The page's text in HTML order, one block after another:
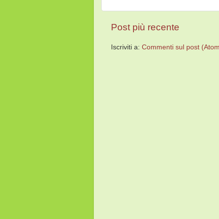
Post più recente
Iscriviti a: Commenti sul post